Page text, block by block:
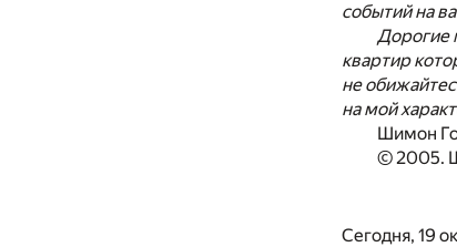
событий на
Дорогие
квартир
не
на мой
Шимон
© 2005.
Сегодня, 19